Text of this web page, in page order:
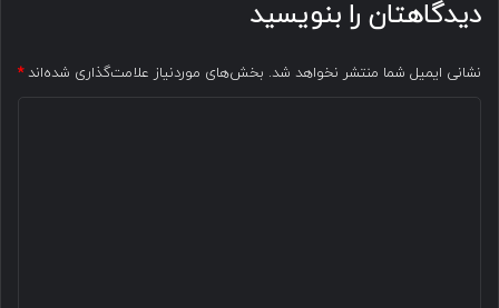
دیدگاهتان را بنویسید
نشانی ایمیل شما منتشر نخواهد شد. بخش‌های موردنیاز علامت‌گذاری شده‌اند*